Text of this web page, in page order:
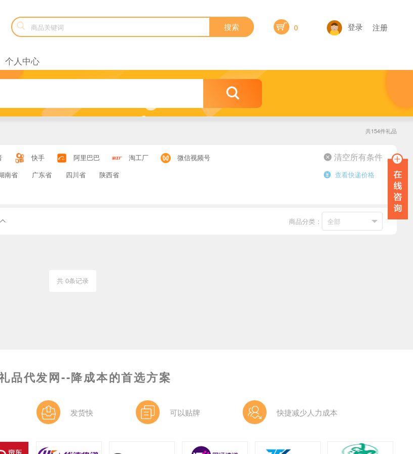
 搜索  0 登录 注册
个人中心

共154件礼品
快手 阿里巴巴 淘工厂
微信视频号
南省 广东省 四川省
陕西省
 清空所有条件
 查看快递价格
 商品分类：
共 0条记录
品代发网--降成本的首选方案
发货快 可以贴牌 快捷减少人力成本